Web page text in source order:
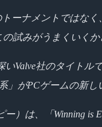
トーナメントでは
試みがうまくいくか
いValve社のタイト
」がPCゲームの新
）は、「Winning